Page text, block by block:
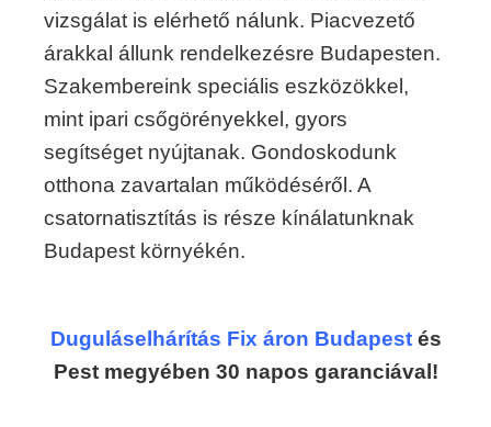
vizsgálat is elérhető nálunk. Piacvezető
árakkal állunk rendelkezésre Budapesten.
Szakembereink speciális eszközökkel,
mint ipari csőgörényekkel, gyors
segítséget nyújtanak. Gondoskodunk
otthona zavartalan működéséről. A
csatornatisztítás is része kínálatunknak
Budapest környékén.
Duguláselhárítás Fix áron Budapestés
Pest megyében 30 napos garanciával!